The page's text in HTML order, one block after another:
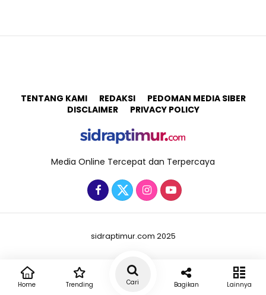
TENTANG KAMI REDAKSI
PEDOMAN MEDIA SIBER
DISCLAIMER
PRIVACY POLICY
Media Online Tercepat dan Terpercaya
sidraptimur.com 2025
Home Trending Cari Bagikan Lainnya